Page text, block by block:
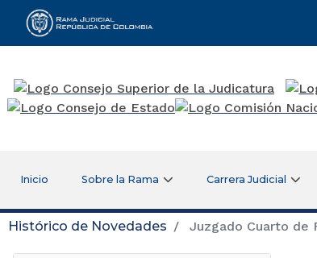
Rama Judicial
Inicio Sobre la Rama Carrera Judicial
Histórico de Novedades Juzgado Cuarto de